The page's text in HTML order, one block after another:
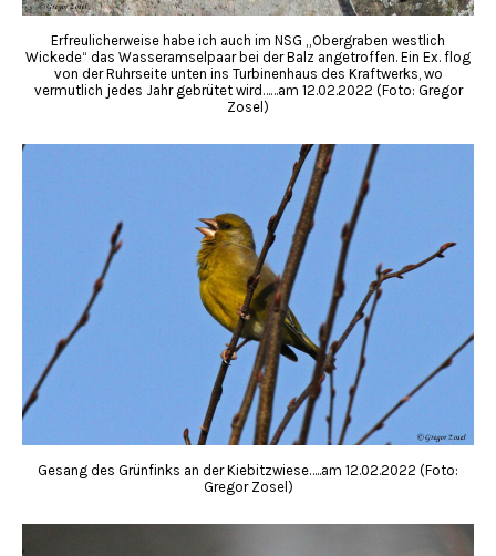
Erfreulicherweise habe ich auch im NSG „Obergraben westlich
Wickede“ das Wasseramselpaar bei der Balz angetroffen. Ein Ex. flog
von der Ruhrseite unten ins Turbinenhaus des Kraftwerks, wo
vermutlich jedes Jahr gebrütet wird……am 12.02.2022 (Foto: Gregor
Zosel)
Gesang des Grünfinks an der Kiebitzwiese…..am 12.02.2022 (Foto:
Gregor Zosel)